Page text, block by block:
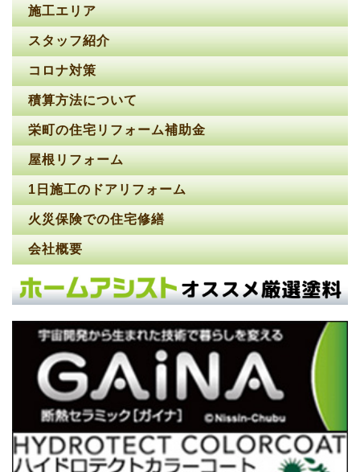
施工エリア
スタッフ紹介
コロナ対策
積算方法について
栄町の住宅リフォーム補助金
屋根リフォーム
1日施工のドアリフォーム
火災保険での住宅修繕
会社概要